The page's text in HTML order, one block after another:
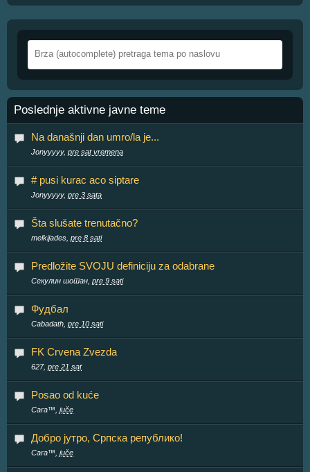
Poslednje aktivne javne teme
Na današnji dan umro/la je...
Jonyyyyy, pre sat vremena
# pusi kurac aco siptare
Jonyyyyy, pre 3 sata
Šta slušate trenutačno?
melkijades, pre 8 sati
Predložite SVOJU definiciju za odabrane
Секулин шотан, pre 9 sati
Фудбал
Cabadath, pre 10 sati
FK Crvena Zvezda
627, pre 21 sat
Posao od kuće
Cara™, juče
Добро јутро, Српска републико!
Cara™, juče